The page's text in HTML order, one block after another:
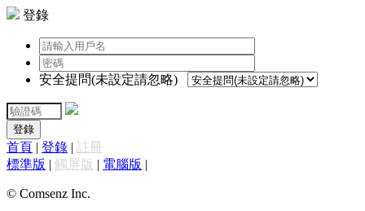
登錄
安全提問(未設定請忽略)
登錄
首頁 | 登錄 | 註冊
標準版 | 觸屏版 | 電腦版 |
© Comsenz Inc.